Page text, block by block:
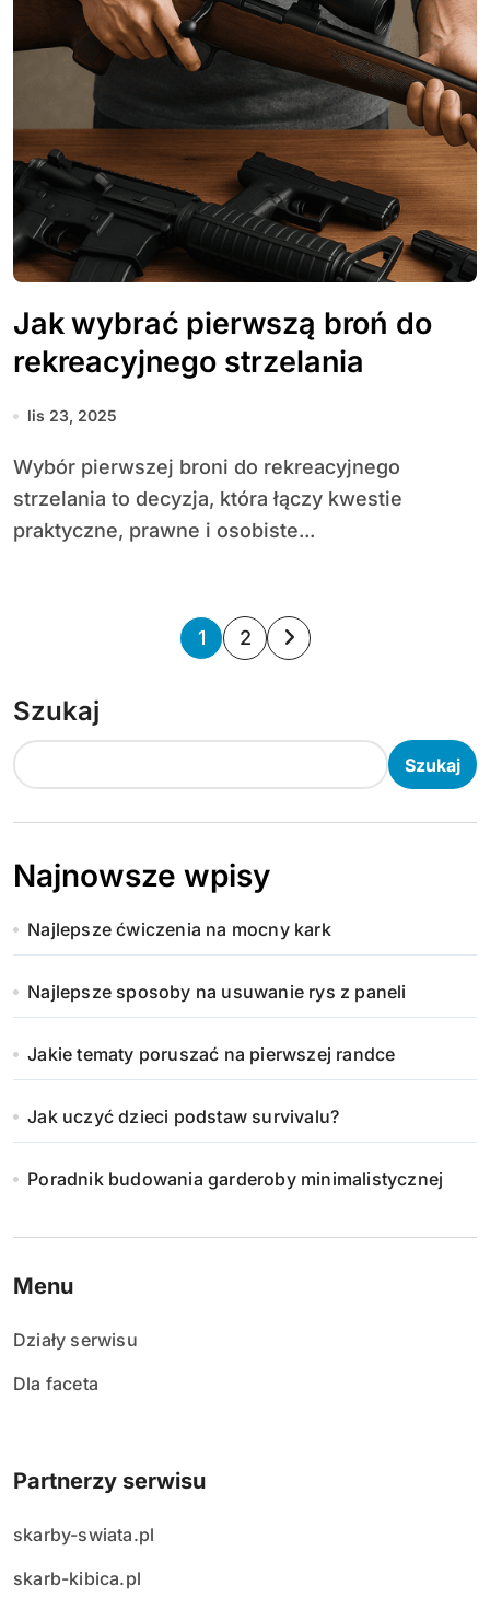
Jak wybrać pierwszą broń do
rekreacyjnego strzelania
lis 23, 2025
Wybór pierwszej broni do rekreacyjnego
strzelania to decyzja, która łączy kwestie
praktyczne, prawne i osobiste...
S
n
i
o
w
a
n
i
e
1 2
Szukaj
Szukaj
Najnowsze wpisy
Najlepsze ćwiczenia na mocny kark
Najlepsze sposoby na usuwanie rys z paneli
Jakie tematy poruszać na pierwszej randce
Jak uczyć dzieci podstaw survivalu?
Poradnik budowania garderoby minimalistycznej
Menu
Działy serwisu
Dla faceta
Partnerzy serwisu
skarby-swiata.pl
skarb-kibica.pl